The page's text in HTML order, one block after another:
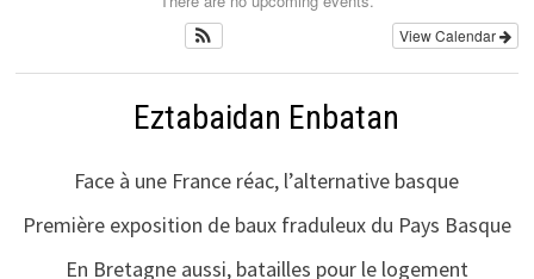
View Calendar
Eztabaidan Enbatan
Face à une France réac, l’alternative basque
Première exposition de baux fraduleux du Pays Basque
En Bretagne aussi, batailles pour le logement